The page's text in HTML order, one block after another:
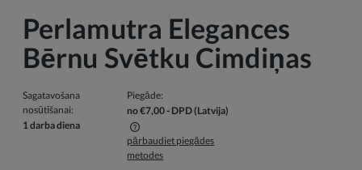
Perlamutra Elegances
Bērnu Svētku Cimdiņas
Sagatavošana
nosūtīšanai:
1 darba diena
Piegāde:
no €7,00- DPD(Latvija)
Cenā nav iekļautas iespējamās maksājumu izmaksas
pārbaudiet piegādes
metodes